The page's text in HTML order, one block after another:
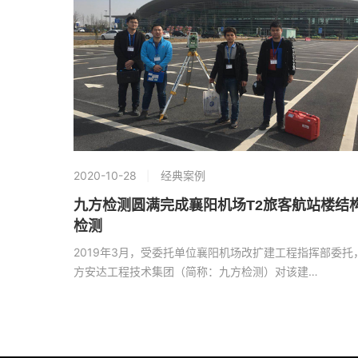
2020-10-28 经典案例
九方检测圆满完成襄阳机场T2旅客航站楼结
检测
2019年3月，受委托单位襄阳机场改扩建工程指挥部委托
方安达工程技术集团（简称：九方检测）对该建…